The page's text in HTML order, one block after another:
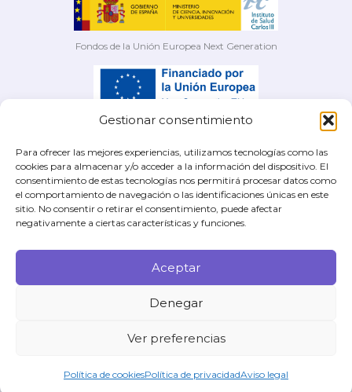
Gestionar consentimiento
Para ofrecer las mejores experiencias, utilizamos tecnologías como las
cookies para almacenar y/o acceder a la información del dispositivo. El
consentimiento de estas tecnologías nos permitirá procesar datos como
el comportamiento de navegación o las identificaciones únicas en este
sitio. No consentir o retirar el consentimiento, puede afectar
negativamente a ciertas características y funciones.
Aceptar
Denegar
Ver preferencias
Política de cookiesPolítica de privacidadAviso legal
Fondos de la Unión Europea Next Generation
Fondos PRTR PMP24/00025
Síguenos en
secretaria@gesmd.es
Política de privacidad